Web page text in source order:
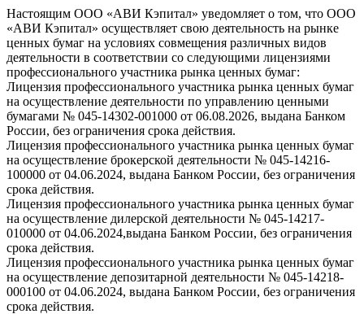
Настоящим ООО «АВИ Кэпитал» уведомляет о том, что ООО
«АВИ Кэпитал» осуществляет свою деятельность на рынке
ценных бумаг на условиях совмещения различных видов
деятельности в соответствии со следующими лицензиями
профессионального участника рынка ценных бумаг:
Лицензия профессионального участника рынка ценных бумаг
на осуществление деятельности по управлению ценными
бумагами № 045-14302-001000 от 06.08.2026, выдана Банком
России, без ограничения срока действия.
Лицензия профессионального участника рынка ценных бумаг
на осуществление брокерской деятельности № 045-14216-
100000 от 04.06.2024, выдана Банком России, без ограничения
срока действия.
Лицензия профессионального участника рынка ценных бумаг
на осуществление дилерской деятельности № 045-14217-
010000 от 04.06.2024,выдана Банком России, без ограничения
срока действия.
Лицензия профессионального участника рынка ценных бумаг
на осуществление депозитарной деятельности № 045-14218-
000100 от 04.06.2024, выдана Банком России, без ограничения
срока действия.